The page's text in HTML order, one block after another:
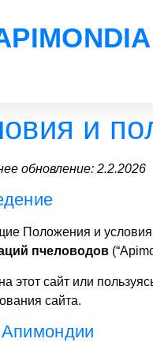
и
обновление: 2.2.2026
Положения и условия
пчеловодов
этот сайт или
сайта.